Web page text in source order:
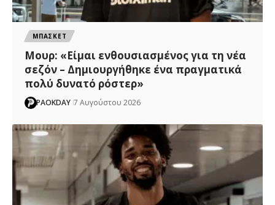
ΜΠΑΣΚΕΤ
Μουρ: «Είμαι ενθουσιασμένος για τη νέα
σεζόν – Δημιουργήθηκε ένα πραγματικά
πολύ δυνατό ρόστερ»
PAOKDAY 7 Αυγούστου 2026